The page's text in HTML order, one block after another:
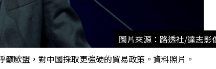
圖片來源：路透社/達志影
歐盟，對中國採取更強硬的貿易政策。資料照片。